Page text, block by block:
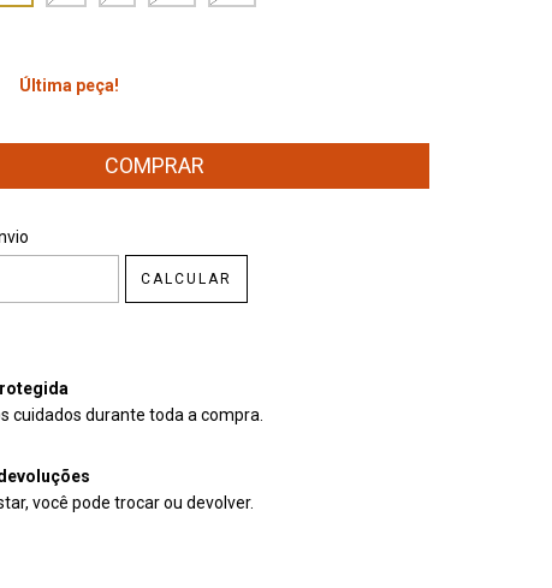
Última peça!
CALCULAR
cuidados durante toda a compra.
você pode trocar ou devolver.